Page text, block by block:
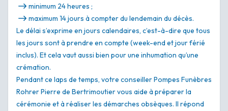
minimum 24 heures ;
maximum 14 jours à compter du lendemain du décès.
Le délai s’exprime en jours calendaires, c’est-à-dire que tous
les jours sont à prendre en compte (week-end et jour férié
inclus). Et cela vaut aussi bien pour une inhumation qu’une
crémation.
Pendant ce laps de temps, votre conseiller Pompes Funèbres
Rohrer Pierre de Bertrimoutier vous aide à préparer la
cérémonie et à réaliser les démarches obsèques. Il répond